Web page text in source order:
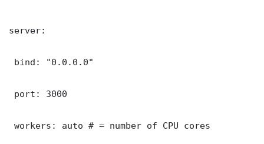
server:
bind: "0.0.0.0"
port: 3000
workers: auto # = number of CPU cores